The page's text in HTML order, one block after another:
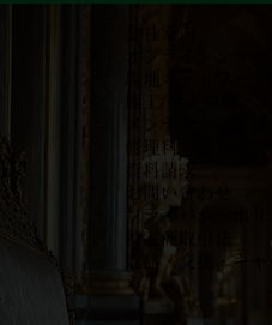
​修理料金表
資料請求
お問い合わせ
プライバシーポリ
特定商取引法
返品・交換・キ